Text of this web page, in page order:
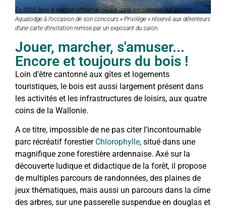
En 2025, Bois & Habitat offrait un séjour dans les cabanes sur pilotis
Aqualodge à l’occasion de son concours « Privilège » réservé aux détenteurs
d’une carte d’invitation remise par un exposant du salon.
Jouer, marcher, s'amuser...
Encore et toujours du bois !
Loin d’être cantonné aux gîtes et logements
touristiques, le bois est aussi largement présent dans
les activités et les infrastructures de loisirs, aux quatre
coins de la Wallonie.
A ce titre, impossible de ne pas citer l’incontournable
parc récréatif forestier Chlorophylle, situé dans une
magnifique zone forestière ardennaise. Axé sur la
découverte ludique et didactique de la forêt, il propose
de multiples parcours de randonnées, des plaines de
jeux thématiques, mais aussi un parcours dans la cîme
des arbres, sur une passerelle suspendue en douglas et